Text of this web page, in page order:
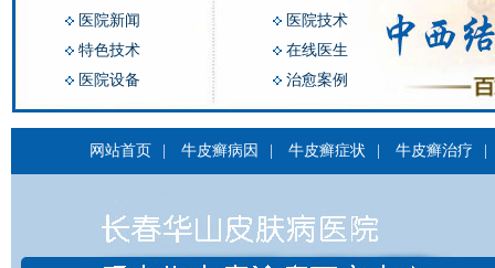
医院新闻
特色技术
医院设备
医院技术
在线医生
治愈案例
网站首页 牛皮癣病因 牛皮癣症状 牛皮癣治疗